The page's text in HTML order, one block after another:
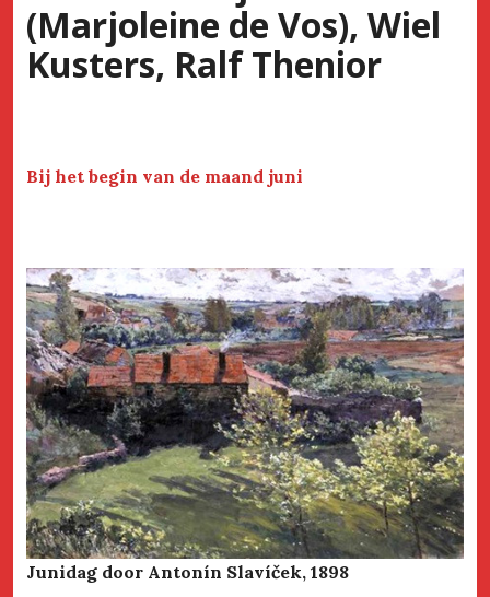
(Marjoleine de Vos), Wiel
Kusters, Ralf Thenior
Bij het begin van de maand juni
Junidag door Antonín Slavíček, 1898